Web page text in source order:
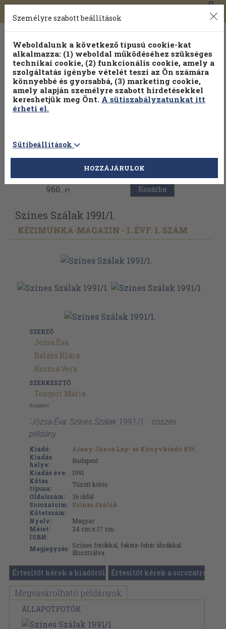
Toggle
navigation
0
Vissza az előző oldalra
960 ,-Ft Kosárba
Színes Szálak 1991/1.
KÉZIMUNKA-MAGAZIN - I. ÉVF. 1. SZÁM
SZERZŐ
Józsa Éva
Balázs Klára
Kozma Vera
SZERKESZTŐ
Tongori Mária
Budapest
'Józsa Éva: Színes Szálak 1991/1. ' összes
példány
Kiadó:
Arany János Lap- és Könyvkiadó Kft.
Kiadás
helye:
Budapest
Kiadás éve:
1991
Kötés
típusa:
Tűzött kötés
Oldalszám:
36 oldal
Sorozatcím: Színes Szálak
Kötetszám:
Nyelv:
Magyar
Méret:
24 cm x 17 cm
ISBN:
Megjegyzés: Színes fotókkal, fekete-fehér ábrákkal
illusztrálva.
Értesítőt kérek a kiadóról Értesítőt kérek a sorozatról
Megvásárolható példányok
ÁLLAPOTFOTÓK
Személyre szabott beállítások
Weboldalunk a következő típusú cookie-kat
alkalmazza: (1) weboldal működéséhez szükséges
technikai cookie, (2) funkcionális cookie, amely a
szolgáltatás igénybe vételét teszi az Ön számára
könnyebbé és gyorsabbá, (3) marketing cookie,
amely alapján személyre szabott hirdetésekkel
kereshetjük meg Önt. A sütiszabályzatunkat itt
érheti el.
Sütibeállítások
HOZZÁJÁRULOK